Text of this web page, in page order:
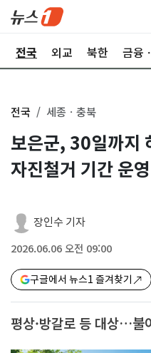
전국 외교 북한 금융
전국 세종ㆍ충북
보은군, 30일까지
자진철거 기간 운영
장인수 기자
2026.06.06 오전 09:00
구글에서 뉴스1 즐겨찾기
평상·방갈로 등 대상…불